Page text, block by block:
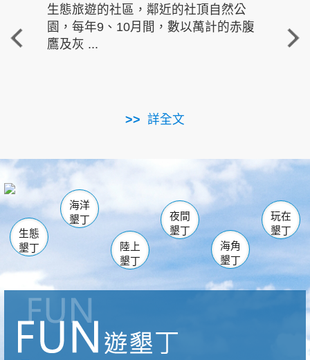
生態旅遊的社區，鄰近的社頂自然公
園，每年9、10月間，數以萬計的赤腹
鷹及灰 ...
詳全文
重
走進
南仁湖
海生館
恆春 佳樂水
龍鑾潭自然中心 森林遊樂區
瓊麻館
關山 墾管處遊客中心
社頂公園 風吹沙
船帆石
白砂 龍磐公園
香蕉灣
砂島
鵝鑾鼻
生態
墾丁
海洋
墾丁
陸上
墾丁
夜間
墾丁
海角
墾丁
玩在
墾丁